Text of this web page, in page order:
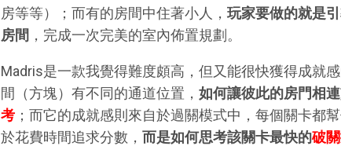
房等等）；而有的房間中住著小人， 玩家要做的就是
房間 ，完成一次完美的室內佈置規劃。
Madris是一款我覺得難度頗高，但又能很快獲得成就
間（方塊）有不同的通道位置， 如何讓彼此的房門相
考 ；而它的成就感則來自於過關模式中，每個關卡都
於花費時間追求分數， 而是如何思考該關卡最快的破